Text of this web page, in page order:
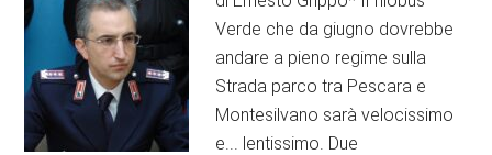
Verde che da giugno dovrebbe
andare a pieno regime sulla
Strada parco tra Pescara e
Montesilvano sarà velocissimo
e... lentissimo. Due